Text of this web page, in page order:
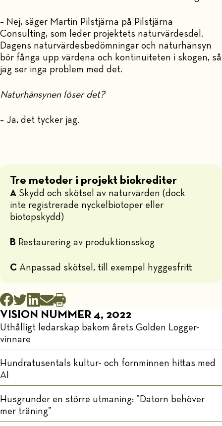
– Nej, säger Martin Pilstjärna på Pilstjärna
Consulting, som leder projektets naturvärdesdel.
Dagens naturvärdesbedömningar och naturhänsyn
bör fånga upp värdena och kontinuiteten i skogen, så
jag ser inga problem med det.
Naturhänsynen löser det?
– Ja, det tycker jag.
Tre metoder i projekt biokrediter
A Skydd och skötsel av naturvärden (dock
inte registrerade nyckelbiotoper eller
biotopskydd)
B Restaurering av produktionsskog
C Anpassad skötsel, till exempel hyggesfritt
VISION NUMMER 4, 2022
Uthålligt ledarskap bakom årets Golden Logger-
vinnare
Hundratusentals kultur- och fornminnen hittas med
AI
Husgrunder en större utmaning: ”Datorn behöver
mer träning”